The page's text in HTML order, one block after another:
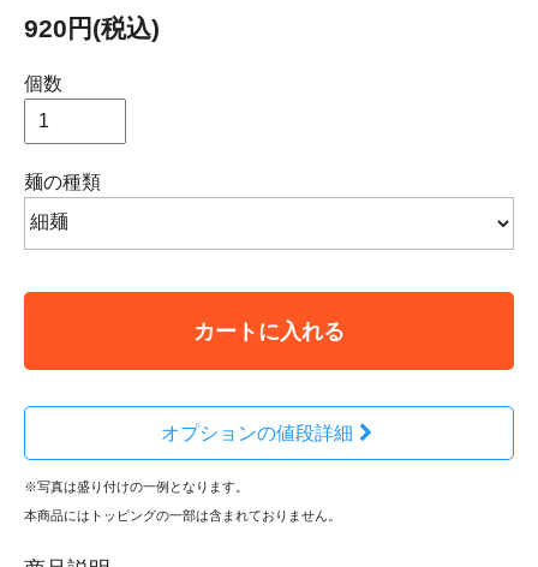
920円(税込)
個数
麺の種類
カートに入れる
オプションの値段詳細
※写真は盛り付けの一例となります。
本商品にはトッピングの一部は含まれておりません。